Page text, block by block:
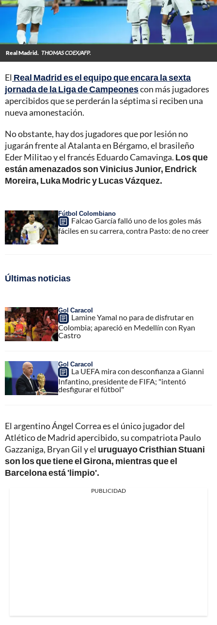
Real Madrid. THOMAS COEX/AFP.
El Real Madrid es el equipo que encara la sexta
jornada de la Liga de Campeonescon más jugadores
apercibidos que se perderán la séptima si reciben una
nueva amonestación.
No obstante, hay dos jugadores que por lesión no
jugarán frente al Atalanta en Bérgamo, el brasileño
Eder Militao y el francés Eduardo Camavinga. Los que
están amenazados son Vinicius Junior, Endrick
Moreira, Luka Modric y Lucas Vázquez.
Fútbol Colombiano
Falcao García falló uno de los goles más
fáciles en su carrera, contra Pasto: de no creer
Últimas noticias
Gol Caracol
Lamine Yamal no para de disfrutar en
Colombia; apareció en Medellín con Ryan
Castro
Gol Caracol
La UEFA mira con desconfianza a Gianni
Infantino, presidente de FIFA; "intentó
desfigurar el fútbol"
El argentino Ángel Correa es el único jugador del
Atlético de Madrid apercibido, su compatriota Paulo
Gazzaniga, Bryan Gil y el uruguayo Cristhian Stuani
son los que tiene el Girona, mientras que el
Barcelona está 'limpio'.
PUBLICIDAD